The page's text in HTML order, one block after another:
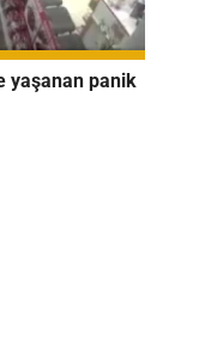
yaşanan panik